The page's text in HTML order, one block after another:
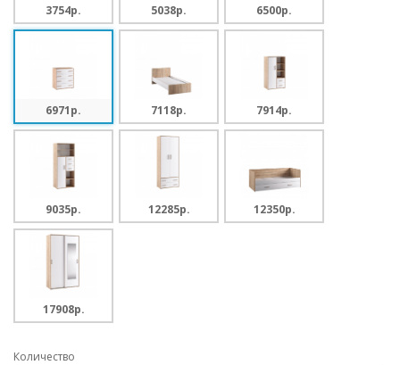
3754p. 5038p. 6500p.
6971p. 7118p. 7914p.
9035p. 12285p. 12350p.
17908p.
Количество